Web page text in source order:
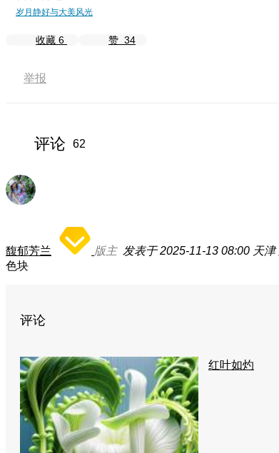
岁月静好与大美风光
收藏 6 赞 34
举报
评论 62
馥郁芳兰 版主 发表于 2025-11-13 08:00 天津
色块
评论
红叶如灼